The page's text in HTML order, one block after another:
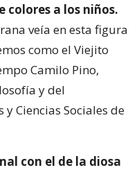
colores a los niños.
veía en esta figura
como el Viejito
Camilo Pino,
y del
Ciencias Sociales de
con el de la diosa